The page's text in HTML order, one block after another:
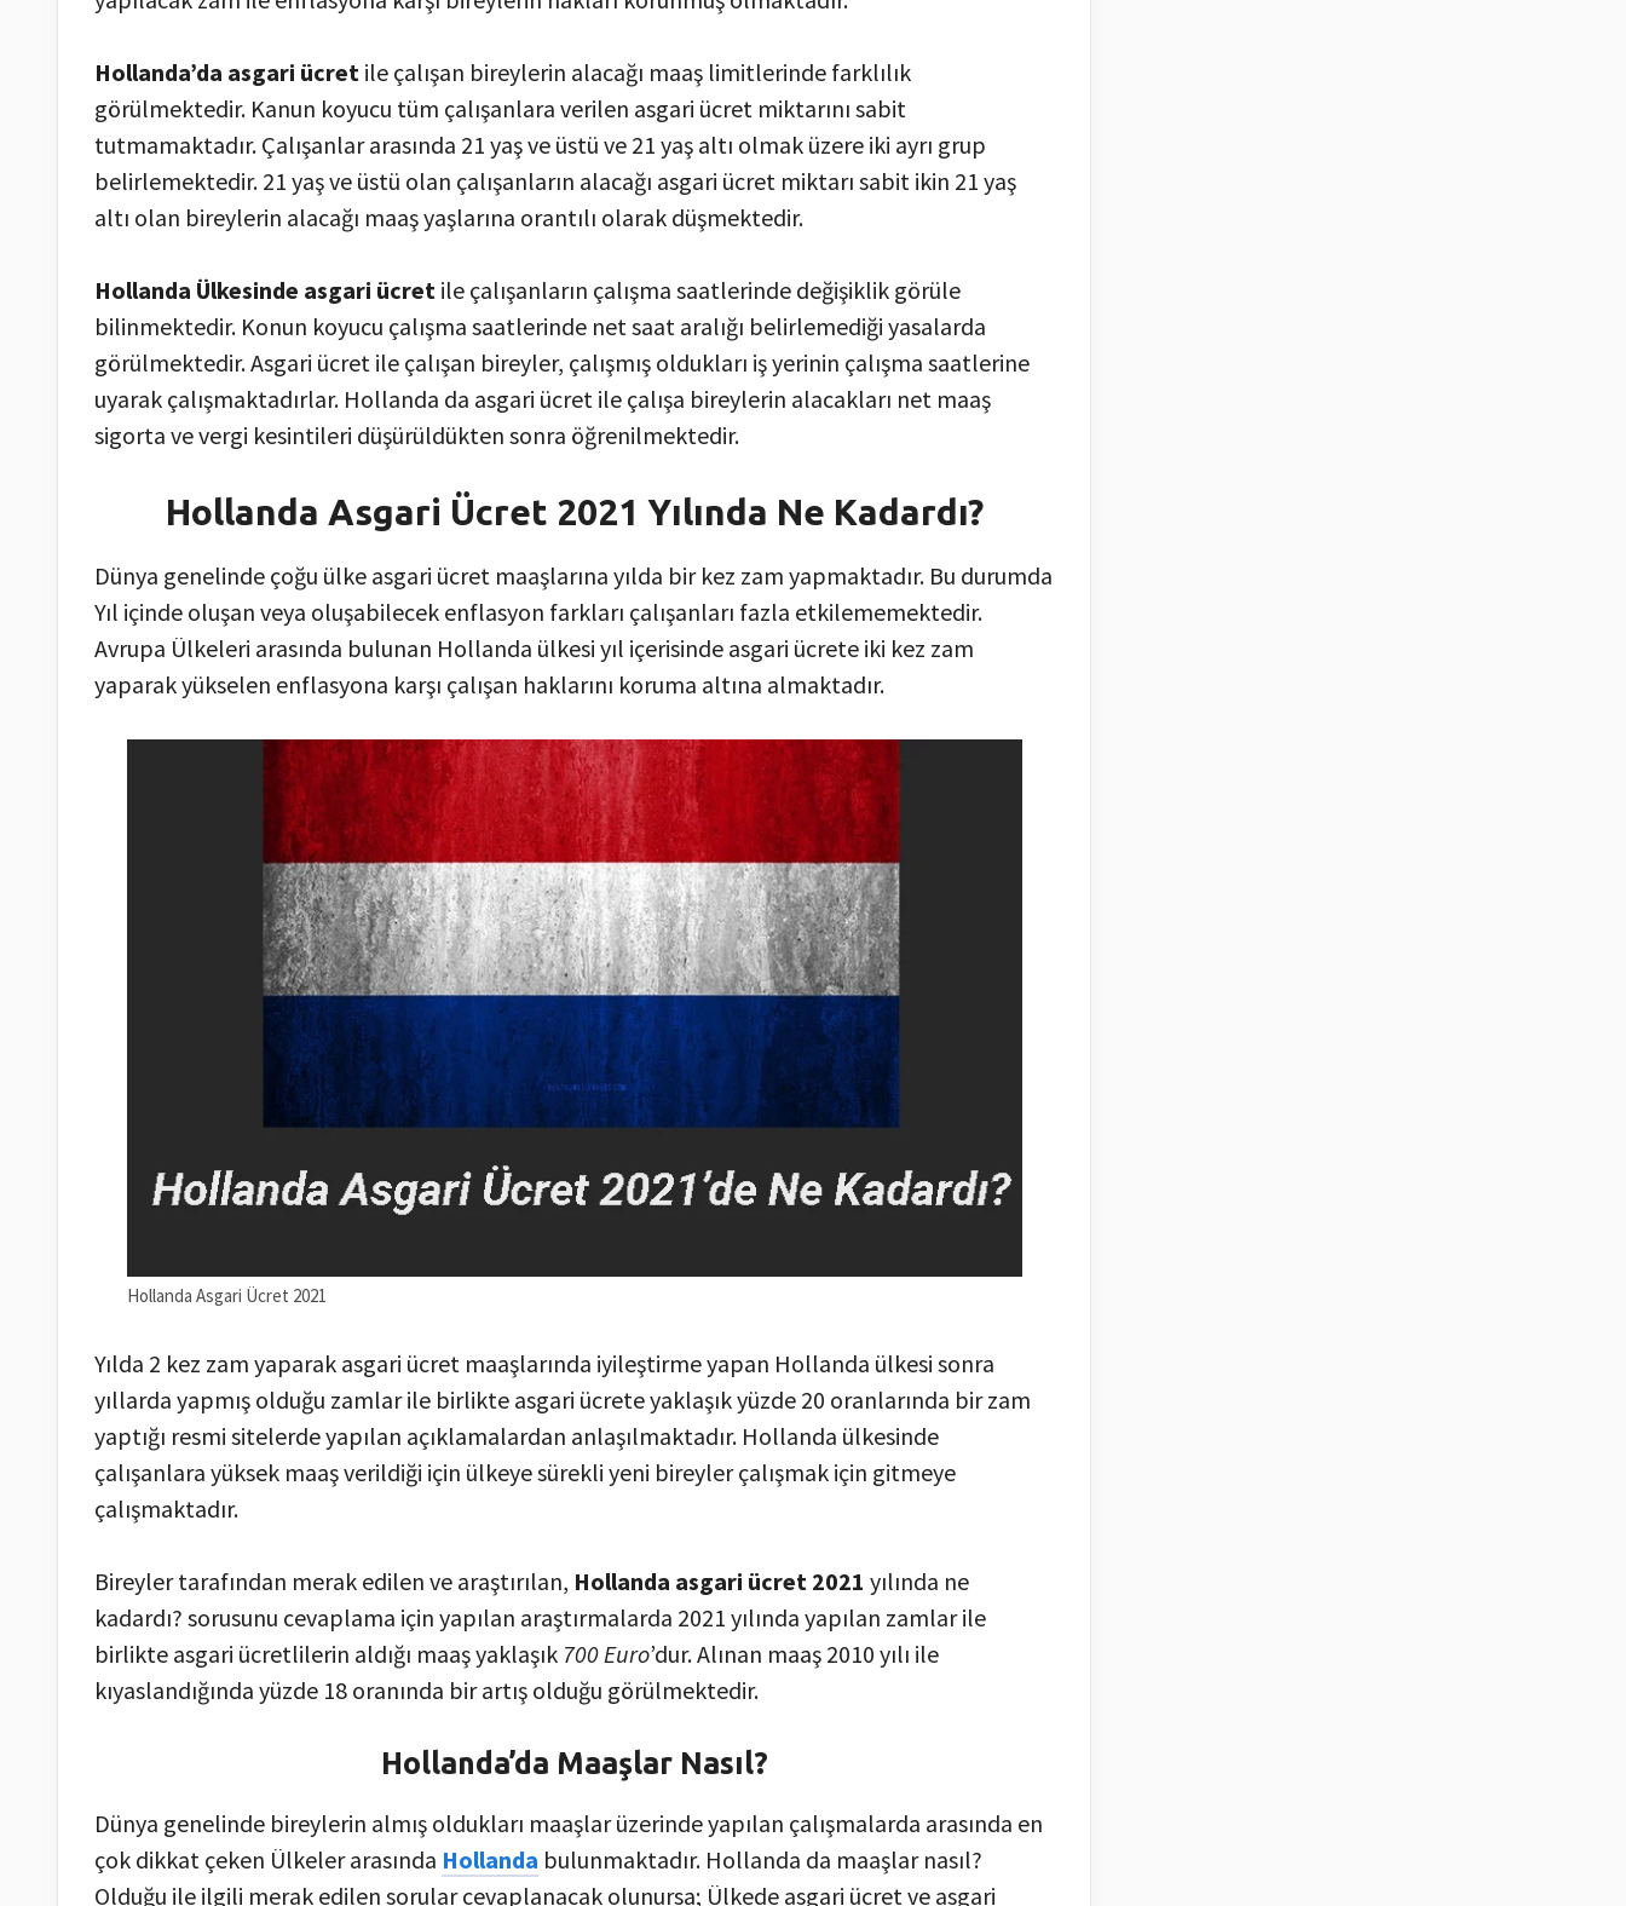
Hollanda’da asgari ücret ile çalışan bireylerin alacağı maaş limitlerinde farklılık
görülmektedir. Kanun koyucu tüm çalışanlara verilen asgari ücret miktarını sabit
tutmamaktadır. Çalışanlar arasında 21 yaş ve üstü ve 21 yaş altı olmak üzere iki ayrı grup
belirlemektedir. 21 yaş ve üstü olan çalışanların alacağı asgari ücret miktarı sabit ikin 21 yaş
altı olan bireylerin alacağı maaş yaşlarına orantılı olarak düşmektedir.
Hollanda Ülkesinde asgari ücret ile çalışanların çalışma saatlerinde değişiklik görüle
bilinmektedir. Konun koyucu çalışma saatlerinde net saat aralığı belirlemediği yasalarda
görülmektedir. Asgari ücret ile çalışan bireyler, çalışmış oldukları iş yerinin çalışma saatlerine
uyarak çalışmaktadırlar. Hollanda da asgari ücret ile çalışa bireylerin alacakları net maaş
sigorta ve vergi kesintileri düşürüldükten sonra öğrenilmektedir.
Hollanda Asgari Ücret 2021 Yılında Ne Kadardı?
Dünya genelinde çoğu ülke asgari ücret maaşlarına yılda bir kez zam yapmaktadır. Bu durumda
Yıl içinde oluşan veya oluşabilecek enflasyon farkları çalışanları fazla etkilememektedir.
Avrupa Ülkeleri arasında bulunan Hollanda ülkesi yıl içerisinde asgari ücrete iki kez zam
yaparak yükselen enflasyona karşı çalışan haklarını koruma altına almaktadır.
Hollanda Asgari Ücret 2021
Yılda 2 kez zam yaparak asgari ücret maaşlarında iyileştirme yapan Hollanda ülkesi sonra
yıllarda yapmış olduğu zamlar ile birlikte asgari ücrete yaklaşık yüzde 20 oranlarında bir zam
yaptığı resmi sitelerde yapılan açıklamalardan anlaşılmaktadır. Hollanda ülkesinde
çalışanlara yüksek maaş verildiği için ülkeye sürekli yeni bireyler çalışmak için gitmeye
çalışmaktadır.
Bireyler tarafından merak edilen ve araştırılan, Hollanda asgari ücret 2021 yılında ne
kadardı? sorusunu cevaplama için yapılan araştırmalarda 2021 yılında yapılan zamlar ile
birlikte asgari ücretlilerin aldığı maaş yaklaşık 700 Euro’dur. Alınan maaş 2010 yılı ile
kıyaslandığında yüzde 18 oranında bir artış olduğu görülmektedir.
Hollanda’da Maaşlar Nasıl?
Dünya genelinde bireylerin almış oldukları maaşlar üzerinde yapılan çalışmalarda arasında en
çok dikkat çeken Ülkeler arasında Hollanda bulunmaktadır. Hollanda da maaşlar nasıl?
Olduğu ile ilgili merak edilen sorular cevaplanacak olunursa; Ülkede asgari ücret ve asgari